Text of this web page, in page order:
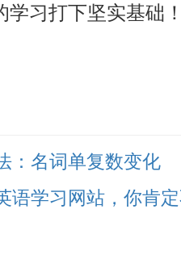
学习打下坚实基础
：名词单复数变化
语学习网站，你肯